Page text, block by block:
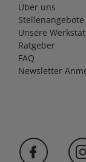
Über uns
Stellenangebote
Unsere
Ratgeber
FAQ
Newsletter